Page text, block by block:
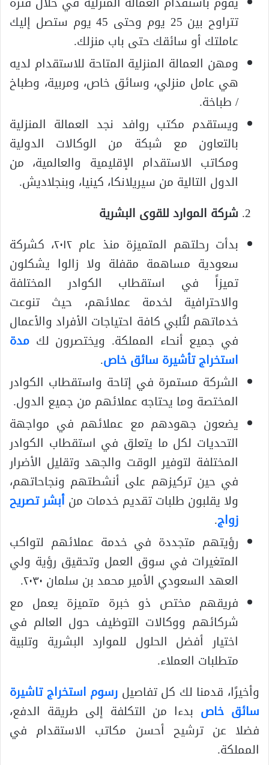
تتراوح بين 25 يوم وحتى 45 يوم ستصل إليك
عاملتك أو سائقك حتى باب منزلك.
ومهن العمالة المنزلية المتاحة للاستقدام لديه
هي عامل منزلي، وسائق خاص، ومربية، وطباخ
/ طباخة.
ويستقدم مكتب روافد نجد العمالة المنزلية
بالتعاون مع شبكة من الوكالات الدولية
ومكاتب الاستقدام الإقليمية والعالمية، من
الدول التالية من سيريلانكا، كينيا، وبنجلاديش.
شركة الموارد للقوى البشرية
بدأت رحلتهم المتميزة منذ عام ٢٠١٢، كشركة
سعودية مساهمة مقفلة ولا زالوا يشكلون
تميزاً في استقطاب الكوادر المختلفة
والاحترافية لخدمة عملائهم، حيث تنوعت
خدماتهم لتُلبي كافة احتياجات الأفراد والأعمال
في جميع أنحاء المملكة. ويختصرون لك مدة
استخراج تأشيرة سائق خاص.
الشركة مستمرة في إتاحة واستقطاب الكوادر
المختصة وما يحتاجه عملائهم من جميع الدول.
يضعون جهودهم مع عملائهم في مواجهة
التحديات لكل ما يتعلق في استقطاب الكوادر
المختلفة لتوفير الوقت والجهد وتقليل الأضرار
في حين تركيزهم على أنشطتهم ونجاحاتهم،
ولا يقلبون طلبات تقديم خدمات منأبشر تصريح
زواج.
رؤيتهم متجددة في خدمة عملائهم لتواكب
المتغيرات في سوق العمل وتحقيق رؤية ولي
العهد السعودي الأمير محمد بن سلمان ٢٠٣٠.
فريقهم مختص ذو خبرة متميزة يعمل مع
شركائهم ووكالات التوظيف حول العالم في
اختيار أفضل الحلول للموارد البشرية وتلبية
متطلبات العملاء.
وأخيرًا، قدمنا لك كل تفاصيل رسوم استخراج تاشيرة
سائق خاص بدءا من التكلفة إلى طريقة الدفع،
فضلا عن ترشيح أحسن مكاتب الاستقدام في
المملكة.